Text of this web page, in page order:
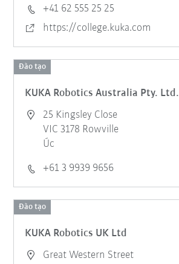
+41 62 555 25 25
https://college.kuka.com
Đào tạo
KUKA Robotics Australia Pty. Ltd.
25 Kingsley Close
VIC 3178 Rowville
Úc
+61 3 9939 9656
Đào tạo
KUKA Robotics UK Ltd
Great Western Street